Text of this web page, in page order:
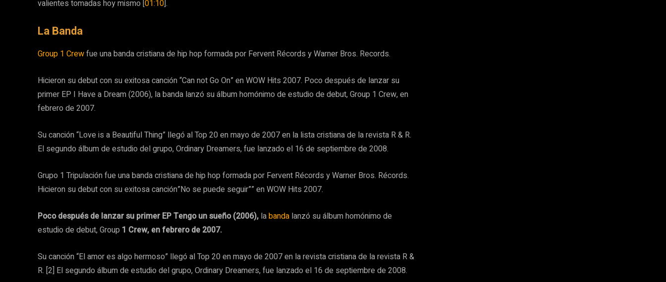
valientes tomadas hoy mismo [01:10].
La Banda
Group 1 Crewfue una banda cristiana de hip hop formada por Fervent Récords y Warner Bros. Records.
Hicieron su debut con su exitosa canción “Can not Go On” en WOW Hits 2007. Poco después de lanzar su
primer EP I Have a Dream (2006), la banda lanzó su álbum homónimo de estudio de debut, Group 1 Crew, en
febrero de 2007.
Su canción “Love is a Beautiful Thing” llegó al Top 20 en mayo de 2007 en la lista cristiana de la revista R & R.
El segundo álbum de estudio del grupo, Ordinary Dreamers, fue lanzado el 16 de septiembre de 2008.
Grupo 1 Tripulación fue una banda cristiana de hip hop formada por Fervent Récords y Warner Bros. Récords.
Hicieron su debut con su exitosa canción”No se puede seguir”” en WOW Hits 2007.
Poco después de lanzar su primer EP Tengo un sueño (2006), labanda lanzó su álbum homónimo de
estudio de debut, Group 1 Crew, en febrero de 2007.
Su canción “El amor es algo hermoso” llegó al Top 20 en mayo de 2007 en la revista cristiana de la revista R &
R. [2] El segundo álbum de estudio del grupo, Ordinary Dreamers, fue lanzado el 16 de septiembre de 2008.